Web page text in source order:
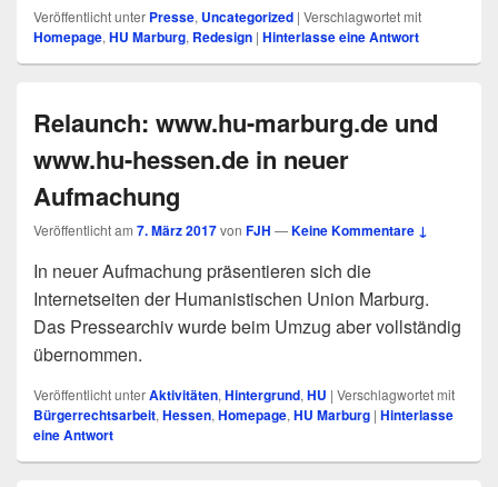
Veröffentlicht unter Presse, Uncategorized | Verschlagwortet mit
Homepage, HU Marburg, Redesign | Hinterlasse eine Antwort
Relaunch: www.hu-marburg.de und
www.hu-hessen.de in neuer
Aufmachung
Veröffentlicht am 7. März 2017von FJH —Keine Kommentare ↓
In neuer Aufmachung präsentieren sich die
Internetseiten der Humanistischen Union Marburg.
Das Pressearchiv wurde beim Umzug aber vollständig
übernommen.
Veröffentlicht unterAktivitäten, Hintergrund, HU | Verschlagwortet mit
Bürgerrechtsarbeit, Hessen, Homepage, HU Marburg | Hinterlasse
eine Antwort